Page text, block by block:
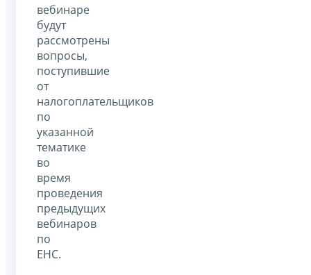
вебинаре
будут
рассмотрены
вопросы,
поступившие
от
налогоплательщиков
по
указанной
тематике
во
время
проведения
предыдущих
вебинаров
по
ЕНС.